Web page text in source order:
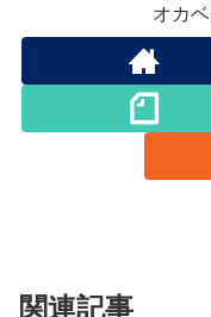
オカ
関連記事